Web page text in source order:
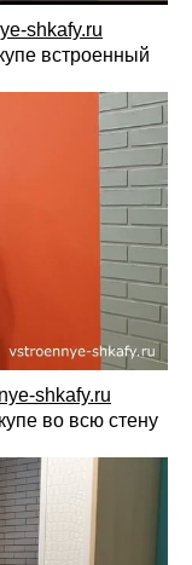
используются:
полностью
мебель под
дверей у нашей
shkafy.ru
встроенный
shkafy.ru
во всю стену